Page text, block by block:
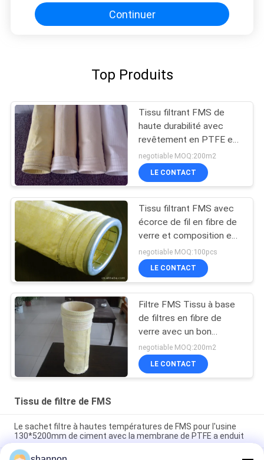
Continuer
Top Produits
Tissu filtrant FMS de
haute durabilité avec
revêtement en PTFE et
composition en fibres
Nomex adapté à
l'industrie métallurgique
negotiable MOQ:200m2
LE CONTACT
Tissu filtrant FMS avec
écorce de fil en fibre de
verre et composition en
fibres Nomex pour une
résistance mécanique et
une filtration améliorées
negotiable MOQ:100pcs
LE CONTACT
Filtre FMS Tissu à base
de filtres en fibre de
verre avec un bon
rapport et adapté à
diverses applications de
filtration industrielle
negotiable MOQ:200m2
LE CONTACT
Tissu de filtre de FMS
Le sachet filtre à hautes températures de FMS pour l'usine
130*5200mm de ciment avec la membrane de PTFE a enduit